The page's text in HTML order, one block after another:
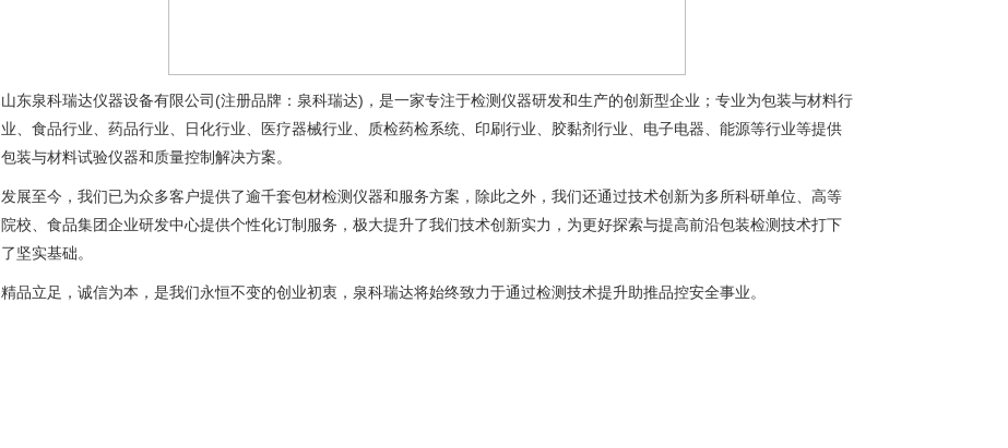
山东泉科瑞达仪器设备有限公司(注册品牌：泉科瑞达)，是一家专注于检测仪器研发和生产的创新型企业；专业为包装与材料行
业、食品行业、药品行业、日化行业、医疗器械行业、质检药检系统、印刷行业、胶黏剂行业、电子电器、能源等行业等提供
包装与材料试验仪器和质量控制解决方案。
发展至今，我们已为众多客户提供了逾千套包材检测仪器和服务方案，除此之外，我们还通过技术创新为多所科研单位、高等
院校、食品集团企业研发中心提供个性化订制服务，极大提升了我们技术创新实力，为更好探索与提高前沿包装检测技术打下
了坚实基础。
精品立足，诚信为本，是我们永恒不变的创业初衷，泉科瑞达将始终致力于通过检测技术提升助推品控安全事业。